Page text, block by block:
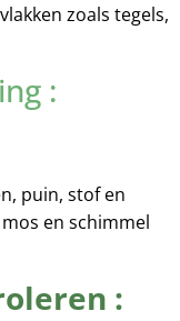
zoals tegels,
:
puin, stof en
en schimmel
: